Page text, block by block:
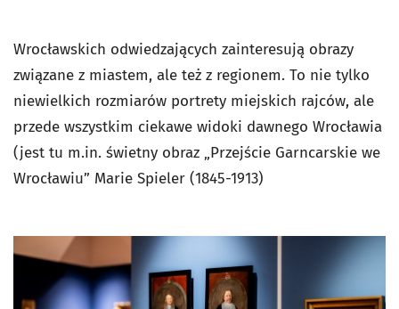
Wrocławskich odwiedzających zainteresują obrazy
związane z miastem, ale też z regionem. To nie tylko
niewielkich rozmiarów portrety miejskich rajców, ale
przede wszystkim ciekawe widoki dawnego Wrocławia
(jest tu m.in. świetny obraz „Przejście Garncarskie we
Wrocławiu” Marie Spieler (1845-1913)